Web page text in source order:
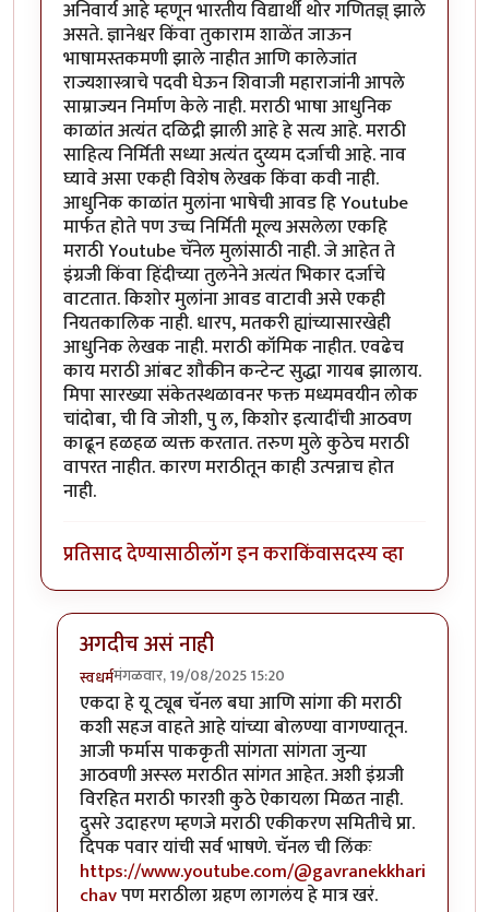
अनिवार्य आहे म्हणून भारतीय विद्यार्थी थोर गणितज्ञ् झाले
असते. ज्ञानेश्वर किंवा तुकाराम शाळेंत जाऊन
भाषामस्तकमणी झाले नाहीत आणि कालेजांत
राज्यशास्त्राचे पदवी घेऊन शिवाजी महाराजांनी आपले
साम्राज्यन निर्माण केले नाही. मराठी भाषा आधुनिक
काळांत अत्यंत दळिद्री झाली आहे हे सत्य आहे. मराठी
साहित्य निर्मिती सध्या अत्यंत दुय्यम दर्जाची आहे. नाव
घ्यावे असा एकही विशेष लेखक किंवा कवी नाही.
आधुनिक काळांत मुलांना भाषेची आवड हि Youtube
मार्फत होते पण उच्च निर्मिती मूल्य असलेला एकहि
मराठी Youtube चॅनेल मुलांसाठी नाही. जे आहेत ते
इंग्रजी किंवा हिंदीच्या तुलनेने अत्यंत भिकार दर्जाचे
वाटतात. किशोर मुलांना आवड वाटावी असे एकही
नियतकालिक नाही. धारप, मतकरी ह्यांच्यासारखेही
आधुनिक लेखक नाही. मराठी कॉमिक नाहीत. एवढेच
काय मराठी आंबट शौकीन कन्टेन्ट सुद्धा गायब झालाय.
मिपा सारख्या संकेतस्थळावनर फक्त मध्यमवयीन लोक
चांदोबा, ची वि जोशी, पु ल, किशोर इत्यादींची आठवण
काढून हळहळ व्यक्त करतात. तरुण मुले कुठेच मराठी
वापरत नाहीत. कारण मराठीतून काही उत्पन्नाच होत
नाही.
प्रतिसाद देण्यासाठीलॉग इन कराकिंवासदस्य व्हा
अगदीच असं नाही
स्वधर्ममंगळवार, 19/08/2025 15:20
In reply toमराठी भाषेचे भाषादारिद्र्यbyसाहना
एकदा हे यू ट्यूब चॅनल बघा आणि सांगा की मराठी
कशी सहज वाहते आहे यांच्या बोलण्या वागण्यातून.
आजी फर्मास पाककृती सांगता सांगता जुन्या
आठवणी अस्स्ल मराठीत सांगत आहेत. अशी इंग्रजी
विरहित मराठी फारशी कुठे ऐकायला मिळत नाही.
दुसरे उदाहरण म्हणजे मराठी एकीकरण समितीचे प्रा.
दिपक पवार यांची सर्व भाषणे.चॅनल ची लिंकः
https://www.youtube.com/@gavranekkhari
chavपण मराठीला ग्रहण लागलंय हे मात्र खरं.